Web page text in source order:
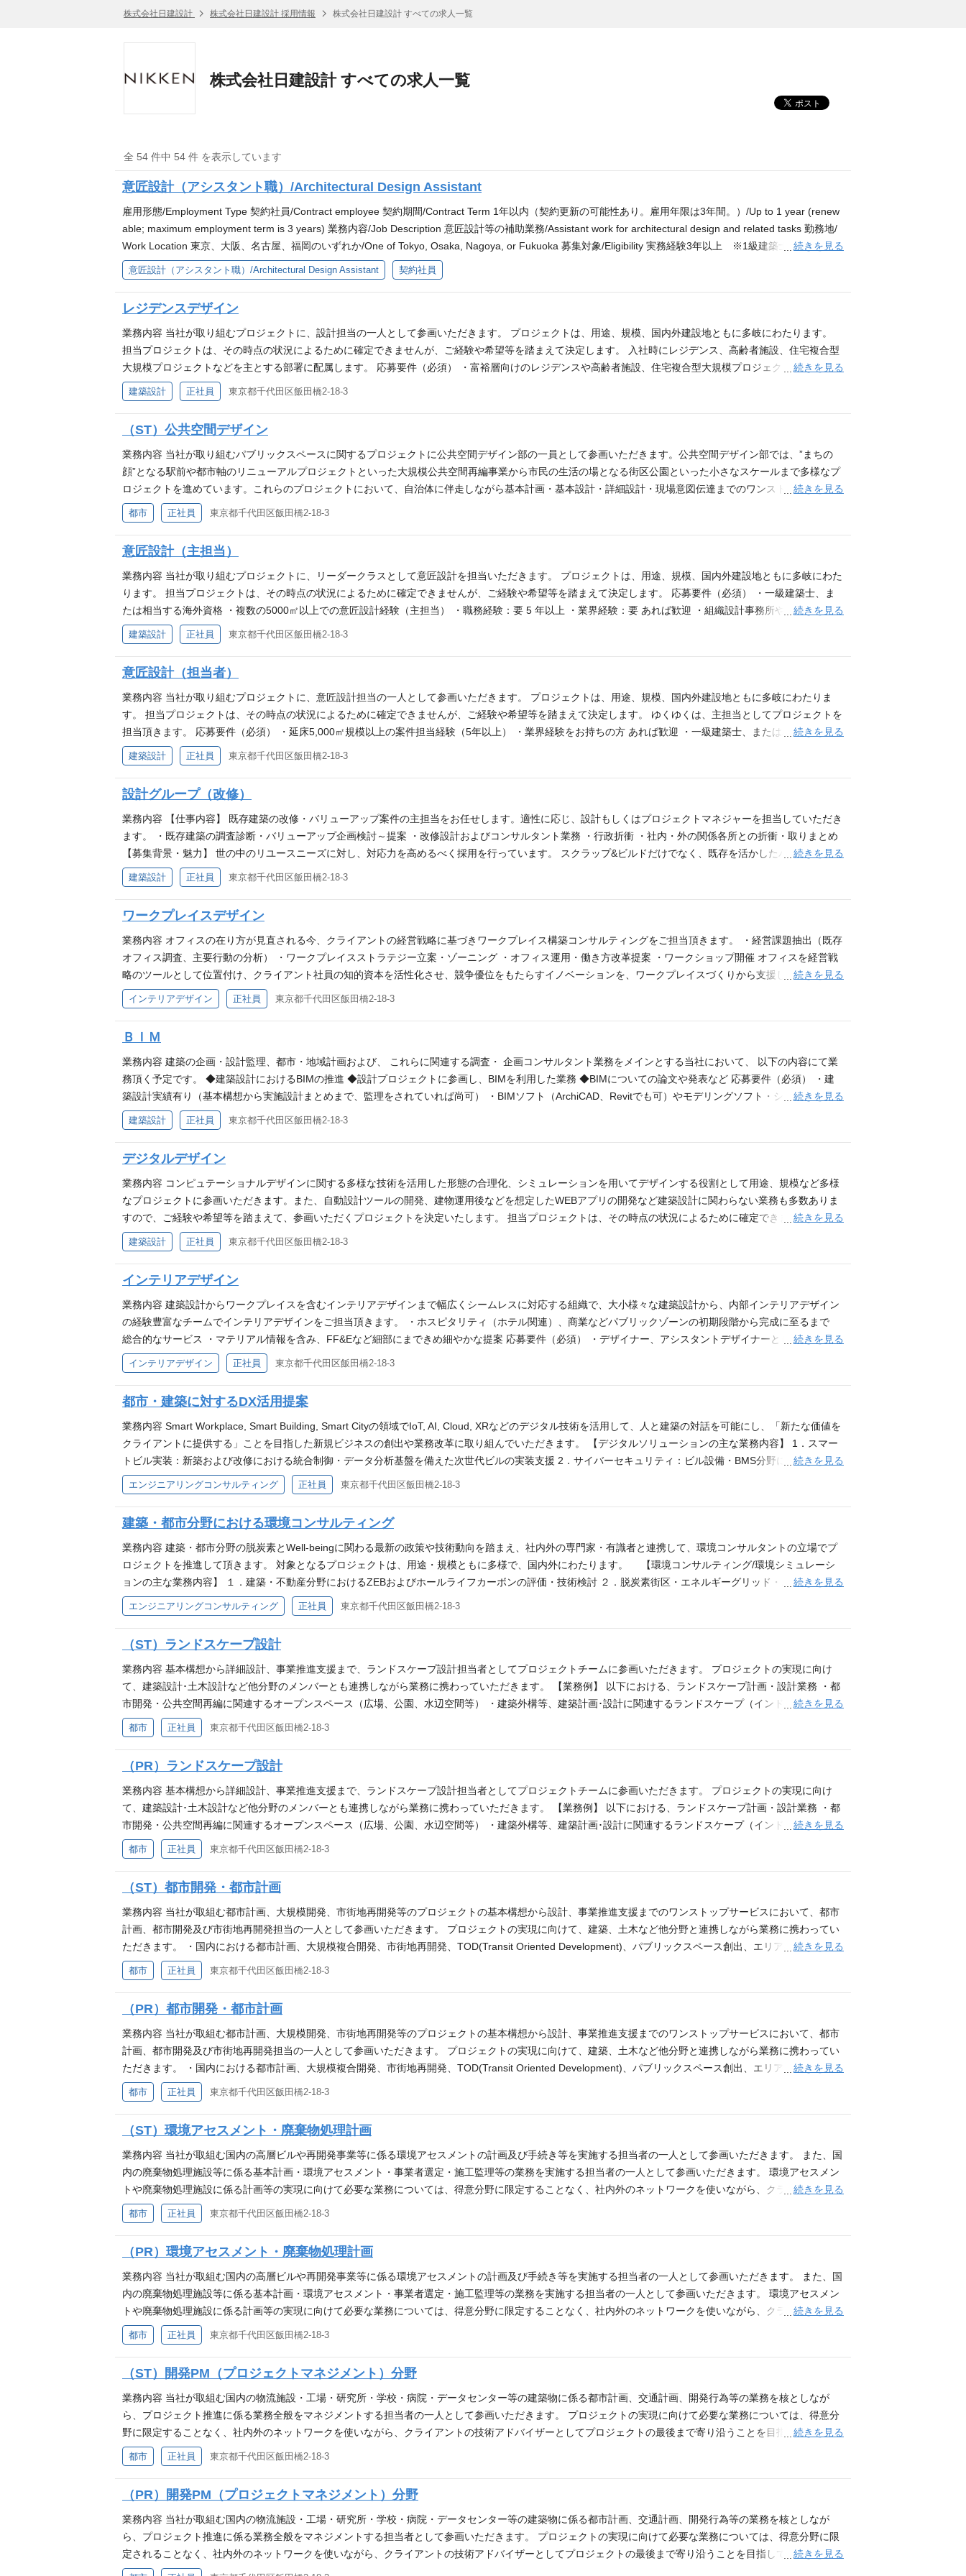
株式会社日建設計 株式会社日建設計 採用情報 株式会社日建設計 すべての求人一覧
株式会社日建設計 すべての求人一覧
全 54 件中 54 件 を表示しています
意匠設計（アシスタント職）/Architectural Design Assistant
雇用形態/Employment Type 契約社員/Contract employee 契約期間/Contract Term 1年以内（契約更新の可能性あり。雇用年限は3年間。）/Up to 1 year (renew
able; maximum employment term is 3 years) 業務内容/Job Description 意匠設計等の補助業務/Assistant work for architectural design and related tasks 勤務地/
Work Location 東京、大阪、名古屋、福岡のいずれか/One of Tokyo, Osaka, Nagoya, or Fukuoka 募集対象/Eligibility 実務経験3年以上 ※1級建築士の有資格者
歓迎します 3+ years of relevant professional experience. Holders of a First-class Architect (Class-1 Architect) license are preferred.
続きを見る
意匠設計（アシスタント職）/Architectural Design Assistant 契約社員
レジデンスデザイン
業務内容 当社が取り組むプロジェクトに、設計担当の一人として参画いただきます。 プロジェクトは、用途、規模、国内外建設地ともに多岐にわたります。
担当プロジェクトは、その時点の状況によるために確定できませんが、ご経験や希望等を踏まえて決定します。 入社時にレジデンス、高齢者施設、住宅複合型
大規模プロジェクトなどを主とする部署に配属します。 応募要件（必須） ・富裕層向けのレジデンスや高齢者施設、住宅複合型大規模プロジェクト、海外集合
住宅プロジェクトなどの実務経験 ・職務経験：要 3 年以上 ・業界経験：要 あれば歓迎 ・一級建築士、または相当する海外資格を所有している方 ・英語・中国
語のできる方 ※スキルやご経験により、契約社員でのご提示となる場合がございます。
続きを見る
建築設計 正社員 東京都千代田区飯田橋2-18-3
（ST）公共空間デザイン
業務内容 当社が取り組むパブリックスペースに関するプロジェクトに公共空間デザイン部の一員として参画いただきます。公共空間デザイン部では、”まちの
顔”となる駅前や都市軸のリニューアルプロジェクトといった大規模公共空間再編事業から市民の生活の場となる街区公園といった小さなスケールまで多様なプ
ロジェクトを進めています。これらのプロジェクトにおいて、自治体に伴走しながら基本計画・基本設計・詳細設計・現場意図伝達までのワンストップサービ
スを提供しています。 ”時代の半歩先を行くデザイン”の実現に向けて、建築設計・公共空間の運営支援を行うコモンズグループなどの社内各分野のメンバーや
日建設計総合研究所といった日建グループ内のメンバーと連携しながら、プロジェクトを推進していただきます。近年、日建グループ内にとどまらずアトリエ
界を越える公共空間のデザイン】 https://www.nikken.co.jp/ja/expertise/landscape_design/hanabatahiroba_and_niwamichi_yokkaichi.html 応募要件（必須） ・
国内において自治体発注の駅前広場・道路・公園・河川の設計業務を実施した経験をお持ちの方 ※デザイン検討を含む業務であれば望ましい ・ネイティブレベ
ルの日本語力 あれば歓迎 ・技術士（建設部門（都市及び地方計画）・建設部門(道路)） ・RLA（登録ランドスケープアーキテクト） ・一級造園施工管理技士
・一級建築士 ・樹木医
続きを見る
都市 正社員 東京都千代田区飯田橋2-18-3
意匠設計（主担当）
業務内容 当社が取り組むプロジェクトに、リーダークラスとして意匠設計を担当いただきます。 プロジェクトは、用途、規模、国内外建設地ともに多岐にわた
ります。 担当プロジェクトは、その時点の状況によるために確定できませんが、ご経験や希望等を踏まえて決定します。 応募要件（必須） ・一級建築士、ま
たは相当する海外資格 ・複数の5000㎡以上での意匠設計経験（主担当） ・職務経験：要 5 年以上 ・業界経験：要 あれば歓迎 ・組織設計事務所やゼネコン設
計部での経験がある方 ・海外業務経験者、海外業務に興味がある方 ※スキルやご経験により、契約社員でのご提示となる場合がございます。
続きを見る
建築設計 正社員 東京都千代田区飯田橋2-18-3
意匠設計（担当者）
業務内容 当社が取り組むプロジェクトに、意匠設計担当の一人として参画いただきます。 プロジェクトは、用途、規模、国内外建設地ともに多岐にわたりま
す。 担当プロジェクトは、その時点の状況によるために確定できませんが、ご経験や希望等を踏まえて決定します。 ゆくゆくは、主担当としてプロジェクトを
担当頂きます。 応募要件（必須） ・延床5,000㎡規模以上の案件担当経験（5年以上） ・業界経験をお持ちの方 あれば歓迎 ・一級建築士、または相当する海外
資格を所有している方 ・組織設計事務所やゼネコン設計部での経験がある方 ・海外業務経験者、海外業務に興味がある方 【語学力詳細】 海外プロジェクトに
対応するため、英語、中国語の語学力を歓迎 ※スキルやご経験により、契約社員でのご提示となる場合がございます。
続きを見る
建築設計 正社員 東京都千代田区飯田橋2-18-3
設計グループ（改修）
業務内容 【仕事内容】 既存建築の改修・バリューアップ案件の主担当をお任せします。適性に応じ、設計もしくはプロジェクトマネジャーを担当していただき
ます。 ・既存建築の調査診断・バリューアップ企画検討～提案 ・改修設計およびコンサルタント業務 ・行政折衝 ・社内・外の関係各所との折衝・取りまとめ
【募集背景・魅力】 世の中のリユースニーズに対し、対応力を高めるべく採用を行っています。 スクラップ&ビルドだけでなく、既存を活かしたバリューアッ
プ提案を行うことで、環境に負荷の少ない案件を手がけてまいります。 カーボンニュ ートラルニーズへの対応も予定しております。 応募要件（必須） ・一級
建築士 ・既存建築（非住宅）改修設計経験（5年以上） ・職務経験：要 10 年以上 ・業界経験：要 あれば歓迎 ・組織設計事務所やゼネコン設計部での経験があ
続きを見る
建築設計 正社員 東京都千代田区飯田橋2-18-3
ワークプレイスデザイン
業務内容 オフィスの在り方が見直される今、クライアントの経営戦略に基づきワークプレイス構築コンサルティングをご担当頂きます。 ・経営課題抽出（既存
オフィス調査、主要行動の分析） ・ワークプレイスストラテジー立案・ゾーニング ・オフィス運用・働き方改革提案 ・ワークショップ開催 オフィスを経営戦
略のツールとして位置付け、クライアント社員の知的資本を活性化させ、競争優位をもたらすイノベーションを、ワークプレイスづくりから支援します。 応募
要件（必須） ・300㎡以上のオフィス設計・ワークプレイスストラテジー提案経験 ・ワークプレイスデザイナー、同コンサルタントとしての実務経験 ・職務経
験：要 5 年以上 ・業界経験：要 あれば歓迎 ・一級建築士、認定ファシリティマネジャー、インテリアコーディネーターいずれかの資格を保有している方 ・建
続きを見る
インテリアデザイン 正社員 東京都千代田区飯田橋2-18-3
ＢＩＭ
業務内容 建築の企画・設計監理、都市・地域計画および、 これらに関連する調査・ 企画コンサルタント業務をメインとする当社において、 以下の内容にて業
務頂く予定です。 ◆建築設計におけるBIMの推進 ◆設計プロジェクトに参画し、BIMを利用した業務 ◆BIMについての論文や発表など 応募要件（必須） ・建
築設計実績有り（基本構想から実施設計まとめまで、監理をされていれば尚可） ・BIMソフト（ArchiCAD、Revitでも可）やモデリングソフト・シミュレーショ
ンソフトに精通している あれば歓迎 ・一級建築士 ・英語、中国語が堪能であれば尚可 ※スキルやご経験により、契約社員でのご提示となる場合がございま
す。
続きを見る
建築設計 正社員 東京都千代田区飯田橋2-18-3
デジタルデザイン
業務内容 コンピュテーショナルデザインに関する多様な技術を活用した形態の合理化、シミュレーションを用いてデザインする役割として用途、規模など多様
なプロジェクトに参画いただきます。また、自動設計ツールの開発、建物運用後などを想定したWEBアプリの開発など建築設計に関わらない業務も多数ありま
すので、ご経験や希望等を踏まえて、参画いただくプロジェクトを決定いたします。 担当プロジェクトは、その時点の状況によるために確定できませんが、ご
経験や希望等を踏まえて決定します。 新しいチャレンジを常に大事にしておりますので、建築領域で新しい可能性にチャレンジしたいと思っている強い意志を
持っている方からのご応募を期待しております。 あれば歓迎 ・プログラミングによって、WEBアプリ等を制作した経験がある方 ・ゲームエンジンを用いたア
続きを見る
建築設計 正社員 東京都千代田区飯田橋2-18-3
インテリアデザイン
業務内容 建築設計からワークプレイスを含むインテリアデザインまで幅広くシームレスに対応する組織で、大小様々な建築設計から、内部インテリアデザイン
の経験豊富なチームでインテリアデザインをご担当頂きます。 ・ホスピタリティ（ホテル関連）、商業などパブリックゾーンの初期段階から完成に至るまで
総合的なサービス ・マテリアル情報を含み、FF&Eなど細部にまできめ細やかな提案 応募要件（必須） ・デザイナー、アシスタントデザイナーとしての実務経
験 ・ラグジュアリーホテル、ハイブランド店舗、高級レジデンスの提案経験 ・職務経験：要 3 年以上 ・業界経験：要 あれば歓迎 ・一級建築士、二級建築士、
インテリアプランナーの資格を有している方 AutoCAD,Rhinoceros,Revit,Lumionを使用できる方歓迎 ※スキルやご経験により、契約社員でのご提示となる場
続きを見る
インテリアデザイン 正社員 東京都千代田区飯田橋2-18-3
都市・建築に対するDX活用提案
業務内容 Smart Workplace, Smart Building, Smart Cityの領域でIoT, AI, Cloud, XRなどのデジタル技術を活用して、人と建築の対話を可能にし、「新たな価値を
クライアントに提供する」ことを目指した新規ビジネスの創出や業務改革に取り組んでいただきます。 【デジタルソリューションの主な業務内容】 1．スマー
トビル実装：新築および改修における統合制御・データ分析基盤を備えた次世代ビルの実装支援 2．サイバーセキュリティ：ビル設備・BMS分野におけるセキ
ュリティ構築 3．ロボティクス×建築：ロボット活用による建物運用の高度化支援 （ロボット・ビル設備連携、建物ハード対応） 4．デジタルFM：IoT・A
I・クラウド技術も活用したファシリティマネジメントの最適化 応募要件（必須） ・延床5,000㎡規模以上の非住宅建築案件担当経験（5年以上） ・業界経験を
ある方 ※スキルやご経験により、契約社員でのご提示となる場合がございます。
続きを見る
エンジニアリングコンサルティング 正社員 東京都千代田区飯田橋2-18-3
建築・都市分野における環境コンサルティング
業務内容 建築・都市分野の脱炭素とWell-beingに関わる最新の政策や技術動向を踏まえ、社内外の専門家・有識者と連携して、環境コンサルタントの立場でプ
ロジェクトを推進して頂きます。 対象となるプロジェクトは、用途・規模ともに多様で、国内外にわたります。 【環境コンサルティング/環境シミュレーシ
ョンの主な業務内容】 １．建築・不動産分野におけるZEBおよびホールライフカーボンの評価・技術検討 ２．脱炭素街区・エネルギーグリッド・エリアエネル
ギーマネジメント・再エネ導入の計画・技術検討 ３．建築設計者と連携した、屋内外環境（音・光・熱・風環境等）の計画・技術検討およびプロダクト開発
４．WELL-beingおよび健康経営に関するコンサルティング ５．データセンターおよびデジタルインフラの計画・技術コンサルティング ６．環境・健康に関す
熱環境に関わる技術検討・調査分析、および環境認証に関連するコンサルティング経験がある方（5年以上） あれば歓迎 ・空調設備、電気設備の設計経験者 ・
建築設備士、設備一級建築士,博士、技術士の資格を所有している方 ・LEED AP、WELL AP、CASBEE評価員等の資格を所有している方 ・TCFD／ISSB、SBT
i、WBCSD、環境省、経産省など、国内外の動向に興味がある方 ※スキルやご経験により、契約社員でのご提示となる場合がございます。
続きを見る
エンジニアリングコンサルティング 正社員 東京都千代田区飯田橋2-18-3
（ST）ランドスケープ設計
業務内容 基本構想から詳細設計、事業推進支援まで、ランドスケープ設計担当者としてプロジェクトチームに参画いただきます。 プロジェクトの実現に向け
て、建築設計･土木設計など他分野のメンバーとも連携しながら業務に携わっていただきます。 【業務例】 以下における、ランドスケープ計画・設計業務 ・都
市開発・公共空間再編に関連するオープンスペース（広場、公園、水辺空間等） ・建築外構等、建築計画･設計に関連するランドスケープ（インドアグリーン
を含む） ・迎賓館の庭、個人庭園等のガーデンデザイン ・上記ランドスケープ関連業務の完成後の維持管理･利活用方策等に関するコンサルティング業務 ・海
外における都市デザイン・マスタープラン （※上記の計画･設計業務を遂行する上で、2D/3DCAD（AutoCAD、Rhinocerousなど）が使える方は歓迎します。）
まで、様々な規模の景観プロジェクトを世界中で展開しています。 ▼「日建設計 ランドスケープデザイン」 ～公共スペースから個人庭園まで、様々な規模の
景観プロジェクトを世界中で展開しています。～ https://www.nikken.co.jp/ja/expertise/landscape_design/index.html ▼「NIKKEN GREEN INOVATIVE」 ～社
会・経済・文化・都市機能を保持・更新しながら、緑を取り戻す～ https://www.nikken.co.jp/ja/expertise/landscape_design/nikken_green_initiative.html 弊社の
代表的な事例である『うめきた2期「グラングリーン大阪」』では、”ランドスケープファースト”により世界最大級の都市公園を実現しました。 ▼“ランドスケ
ープファースト”が生む新しい都市開発。うめきた2期地区開発プロジェクト「グラングリーン大阪」 https://www.nikken.co.jp/ja/expertise/landscape_design/um
ekita_phase_2_development_grand_green_osaka.html 応募要件（必須） ・募集職における実務経験が3年以上ある方。 ・国内外を問わず勤務可能な方。 あれ
験により、契約社員でのご提示となる場合がございます。
続きを見る
都市 正社員 東京都千代田区飯田橋2-18-3
（PR）ランドスケープ設計
業務内容 基本構想から詳細設計、事業推進支援まで、ランドスケープ設計担当者としてプロジェクトチームに参画いただきます。 プロジェクトの実現に向け
て、建築設計･土木設計など他分野のメンバーとも連携しながら業務に携わっていただきます。 【業務例】 以下における、ランドスケープ計画・設計業務 ・都
市開発・公共空間再編に関連するオープンスペース（広場、公園、水辺空間等） ・建築外構等、建築計画･設計に関連するランドスケープ（インドアグリーン
を含む） ・迎賓館の庭、個人庭園等のガーデンデザイン ・上記ランドスケープ関連業務の完成後の維持管理･利活用方策等に関するコンサルティング業務 ・海
外における都市デザイン・マスタープラン （※上記の計画･設計業務を遂行する上で、2D/3DCAD（AutoCAD、Rhinocerousなど）が使える方は歓迎します。）
まで、様々な規模の景観プロジェクトを世界中で展開しています。 ▼「日建設計 ランドスケープデザイン」 ～公共スペースから個人庭園まで、様々な規模の
景観プロジェクトを世界中で展開しています。～ https://www.nikken.co.jp/ja/expertise/landscape_design/index.html ▼「NIKKEN GREEN INOVATIVE」 ～社
会・経済・文化・都市機能を保持・更新しながら、緑を取り戻す～ https://www.nikken.co.jp/ja/expertise/landscape_design/nikken_green_initiative.html 弊社の
代表的な事例である『うめきた2期「グラングリーン大阪」』では、”ランドスケープファースト”により世界最大級の都市公園を実現しました。 ▼“ランドスケ
ープファースト”が生む新しい都市開発。うめきた2期地区開発プロジェクト「グラングリーン大阪」 https://www.nikken.co.jp/ja/expertise/landscape_design/um
ekita_phase_2_development_grand_green_osaka.html 応募要件（必須） ・RLA（登録ランドスケープアーキテクト） ・1級造園施工管理技士 あれば歓迎 ・
続きを見る
都市 正社員 東京都千代田区飯田橋2-18-3
（ST）都市開発・都市計画
業務内容 当社が取組む都市計画、大規模開発、市街地再開発等のプロジェクトの基本構想から設計、事業推進支援までのワンストップサービスにおいて、都市
計画、都市開発及び市街地再開発担当の一人として参画いただきます。 プロジェクトの実現に向けて、建築、土木など他分野と連携しながら業務に携わってい
ただきます。 ・国内における都市計画、大規模複合開発、市街地再開発、TOD(Transit Oriented Development)、パブリックスペース創出、エリアマネジメント
等における計画立案・コンサルティング業務 ・都市開発事業における都市計画コンサルティング業務 ・市街地再開発事業における再開発コンサルティング業務
・開発事業におけるプロジェクトマネジメント業務 ・開発事業初動期の基本構想（コンセプト・マスタープラン・計画スキーム・概略施設計画）の立案業務 ・
築士、技術士（建設部門）、再開発プランナーのどれかを保有していること ・大阪・名古屋に勤務意向のある再開発事業の経験者 ※スキルやご経験により、契
約社員でのご提示となる場合がございます。
続きを見る
都市 正社員 東京都千代田区飯田橋2-18-3
（PR）都市開発・都市計画
業務内容 当社が取組む都市計画、大規模開発、市街地再開発等のプロジェクトの基本構想から設計、事業推進支援までのワンストップサービスにおいて、都市
計画、都市開発及び市街地再開発担当の一人として参画いただきます。 プロジェクトの実現に向けて、建築、土木など他分野と連携しながら業務に携わってい
ただきます。 ・国内における都市計画、大規模複合開発、市街地再開発、TOD(Transit Oriented Development)、パブリックスペース創出、エリアマネジメント
等における計画立案・コンサルティング業務 ・都市開発事業における都市計画コンサルティング業務 ・市街地再開発事業における再開発コンサルティング業務
・開発事業におけるプロジェクトマネジメント業務 ・開発事業初動期の基本構想（コンセプト・マスタープラン・計画スキーム・概略施設計画）の立案業務 ・
ていること ・都市開発事業/市街地再開発事業に関連した計画・設計実務経験8年以上 ＜実務経験詳細＞ 行政協議や都市計画・事業計画等の提案・申請・認可の
経験を歓迎 あれば歓迎 ・大阪・名古屋に勤務意向のある再開発事業の経験者 ※スキルやご経験により、契約社員でのご提示となる場合がございます。
続きを見る
都市 正社員 東京都千代田区飯田橋2-18-3
（ST）環境アセスメント・廃棄物処理計画
業務内容 当社が取組む国内の高層ビルや再開発事業等に係る環境アセスメントの計画及び手続き等を実施する担当者の一人として参画いただきます。 また、国
内の廃棄物処理施設等に係る基本計画・環境アセスメント・事業者選定・施工監理等の業務を実施する担当者の一人として参画いただきます。 環境アセスメン
トや廃棄物処理施設に係る計画等の実現に向けて必要な業務については、得意分野に限定することなく、社内外のネットワークを使いながら、クライアントの
技術アドバイザーとしてプロジェクトの最後まで寄り沿うことを目指しています。 ・多様な建築物に係るプロジェクト推進のためのマネジメント・技術アドバ
イザー ・国内の高層ビルや再開発事業等に係る環境アセスメントの計画・手続き等 ・国内の廃棄物処理施設等に係る基本計画検討、事業者選定、設計・施工監
希望しますが、資格を満足しない方でも類似の業務を経験されている方はご相談ください。 ・環境アセスメント等の実務経験（3年以上） ・廃棄物処理施設の
計画等の実務経験（3年以上） ※環境アセスメント等の実務経験については、高層ビル等の建築物に係わらず、面的開発に係る経験者についても歓迎します。
あれば歓迎 ・技術士等の資格を保有していること ※スキルやご経験により、契約社員でのご提示となる場合がございます。
続きを見る
都市 正社員 東京都千代田区飯田橋2-18-3
（PR）環境アセスメント・廃棄物処理計画
業務内容 当社が取組む国内の高層ビルや再開発事業等に係る環境アセスメントの計画及び手続き等を実施する担当者の一人として参画いただきます。 また、国
内の廃棄物処理施設等に係る基本計画・環境アセスメント・事業者選定・施工監理等の業務を実施する担当者の一人として参画いただきます。 環境アセスメン
トや廃棄物処理施設に係る計画等の実現に向けて必要な業務については、得意分野に限定することなく、社内外のネットワークを使いながら、クライアントの
技術アドバイザーとしてプロジェクトの最後まで寄り沿うことを目指しています。 ・多様な建築物に係るプロジェクト推進のためのマネジメント・技術アドバ
イザー ・国内の高層ビルや再開発事業等に係る環境アセスメントの計画・手続き等 ・国内の廃棄物処理施設等に係る基本計画検討、事業者選定、設計・施工監
希望します。 ・環境アセスメント等の実務経験（8年以上） ・廃棄物処理施設の計画等の実務経験（8年以上） ※環境アセスメント等の実務経験については、
高層ビル等の建築物に係わらず、面的開発に係る経験者についても歓迎します。 あれば歓迎 ・技術士等の資格を保有していること ※スキルやご経験により、
契約社員でのご提示となる場合がございます。
続きを見る
都市 正社員 東京都千代田区飯田橋2-18-3
（ST）開発PM（プロジェクトマネジメント）分野
業務内容 当社が取組む国内の物流施設・工場・研究所・学校・病院・データセンター等の建築物に係る都市計画、交通計画、開発行為等の業務を核としなが
ら、プロジェクト推進に係る業務全般をマネジメントする担当者の一人として参画いただきます。 プロジェクトの実現に向けて必要な業務については、得意分
野に限定することなく、社内外のネットワークを使いながら、クライアントの技術アドバイザーとしてプロジェクトの最後まで寄り沿うことを目指していま
す。 ・物流施設等の建築物に係るプロジェクト推進のためのマネジメント・技術アドバイザー ・都市計画・マスタープラン等の検討・手続き ・物流施設等の
交通計画・交差点解析等の検討・協議 ・開発行為、宅地造成規制法等の法令等に関連する許認可申請・協議等のマネジメント ・近隣対応、中高層紛争予防条例
いずれかの実務経験を希望しますが、資格を満足しない方でも類似の業務を経験されている方はご相談ください。 ・都市計画・開発計画等の実務経験（3年以
上） ・交通計画・中高層紛争予防条例等の実務経験（3年以上） ・開発マネジメントの実務経験（3年以上） ※国内プロジェクトで大規模開発の設計や計画等
に係っている経験のある方は、多様な人材を募集しているため、一度、ご相談ください。 あれば歓迎 ・一級建築士、技術士、RCCM等の資格を保有しているこ
と。 ※スキルやご経験により、契約社員でのご提示となる場合がございます。
続きを見る
都市 正社員 東京都千代田区飯田橋2-18-3
（PR）開発PM（プロジェクトマネジメント）分野
業務内容 当社が取組む国内の物流施設・工場・研究所・学校・病院・データセンター等の建築物に係る都市計画、交通計画、開発行為等の業務を核としなが
ら、プロジェクト推進に係る業務全般をマネジメントする担当者として参画いただきます。 プロジェクトの実現に向けて必要な業務については、得意分野に限
定されることなく、社内外のネットワークを使いながら、クライアントの技術アドバイザーとしてプロジェクトの最後まで寄り沿うことを目指しています。 ・
物流施設等の建築物に係るプロジェクト推進のためのマネジメント・技術アドバイザー ・都市計画・マスタープラン等の検討・手続き ・物流施設等の交通計
続きを見る